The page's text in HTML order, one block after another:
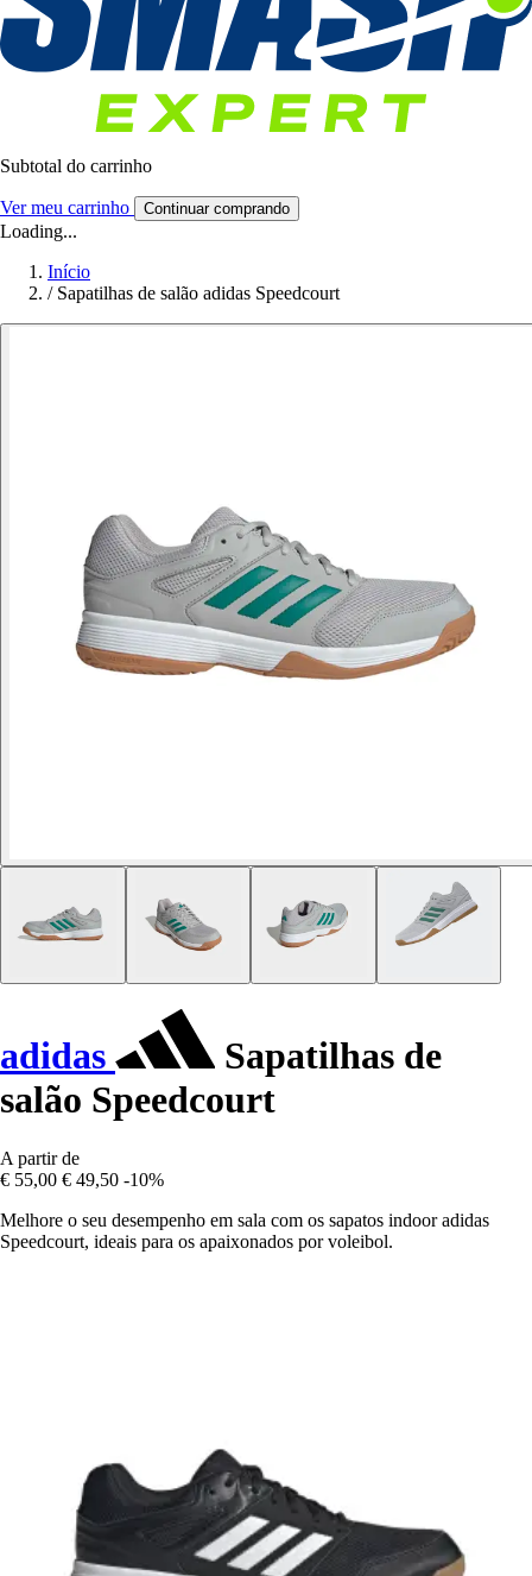
Subtotal do carrinho
Ver meu carrinho Continuar comprando
Loading...
Início
/ Sapatilhas de salão adidas Speedcourt
adidas
Sapatilhas de
salão Speedcourt
A partir de
€ 55,00 € 49,50 -10%
Melhore o seu desempenho em sala com os sapatos indoor adidas
Speedcourt, ideais para os apaixonados por voleibol.